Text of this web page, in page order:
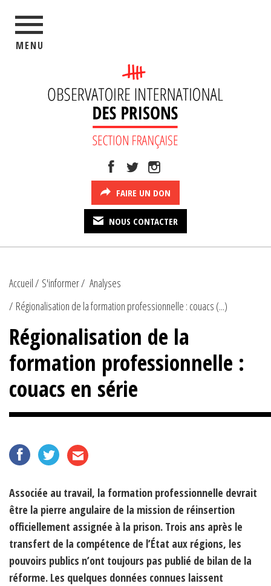
MENU
FAIRE UN DON
NOUS CONTACTER
Accueil S'informer
Analyses
Régionalisation de la formation professionnelle : couacs (...)
Régionalisation de la
formation professionnelle :
couacs en série
Associée au travail, la formation professionnelle devrait
être la pierre angulaire de la mission de réinsertion
officiellement assignée à la prison. Trois ans après le
transfert de la compétence de l’État aux régions, les
pouvoirs publics n’ont toujours pas publié de bilan de la
réforme. Les quelques données connues laissent